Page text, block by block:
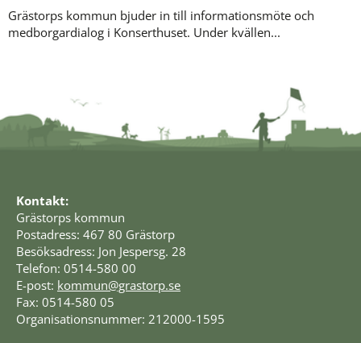
Grästorps kommun bjuder in till informationsmöte och
medborgardialog i Konserthuset. Under kvällen...
Kontakt:
Grästorps kommun
Postadress: 467 80 Grästorp
Besöksadress: Jon Jespersg. 28
Telefon: 0514-580 00
E-post: kommun@grastorp.se
Fax: 0514-580 05
Organisationsnummer: 212000-1595